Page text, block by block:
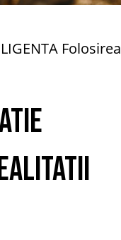
Folosirea